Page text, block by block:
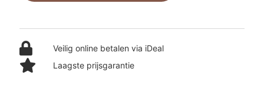
Veilig online betalen via iDeal
Laagste prijsgarantie